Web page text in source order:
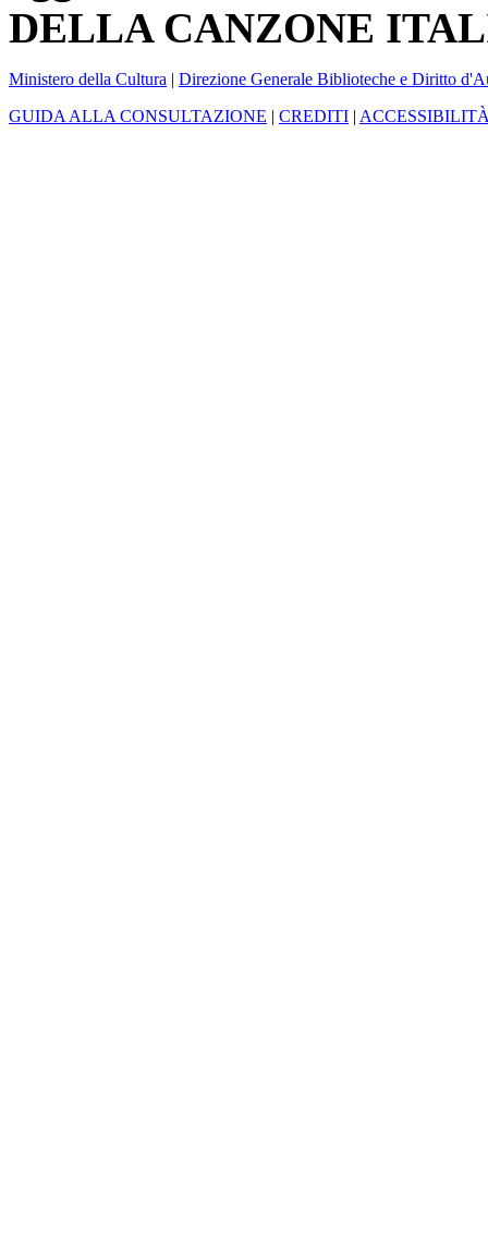
DELLA CANZONE
Ministero della Cultura | Direzione Generale Biblioteche e Diritto
GUIDA ALLA CONSULTAZIONE | CREDITI |